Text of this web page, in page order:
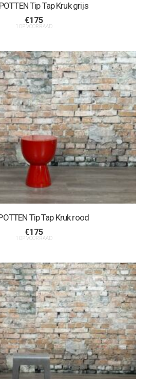
Tip Tap Kruk grijs
€175
1 OP VOORRAAD
Tip Tap Kruk rood
€175
1 OP VOORRAAD